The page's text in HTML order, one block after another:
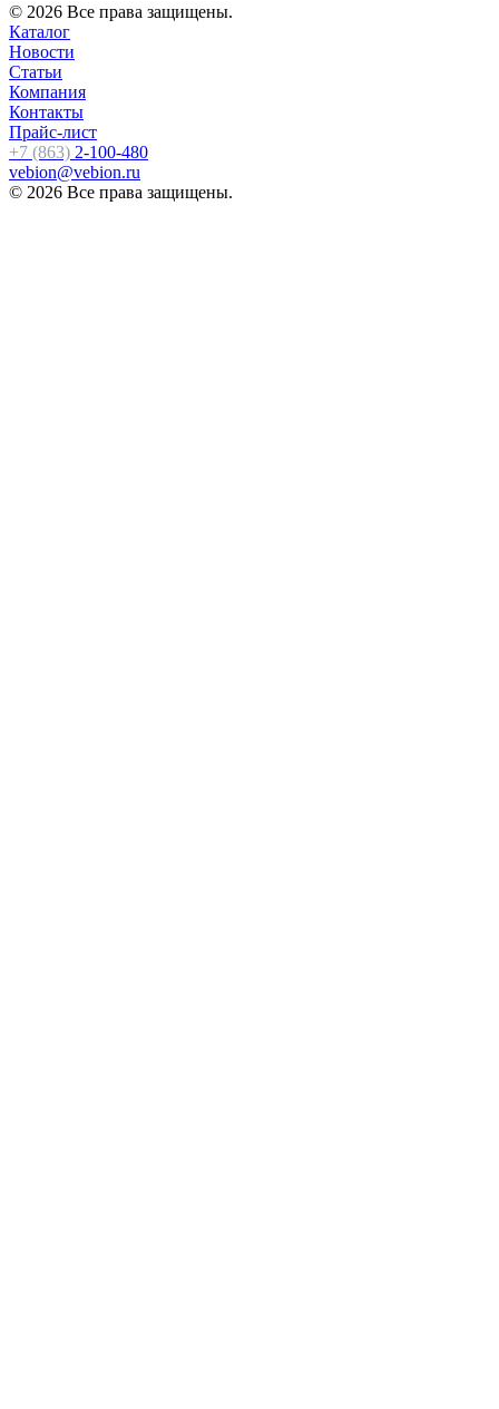
© 2026 Все права защищены.
Каталог
Новости
Статьи
Компания
Контакты
Прайс-лист
+7 (863) 2-100-480
vebion@vebion.ru
© 2026 Все права защищены.